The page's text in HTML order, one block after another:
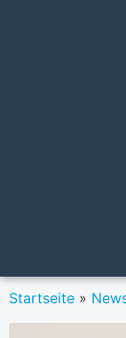
Startseite »